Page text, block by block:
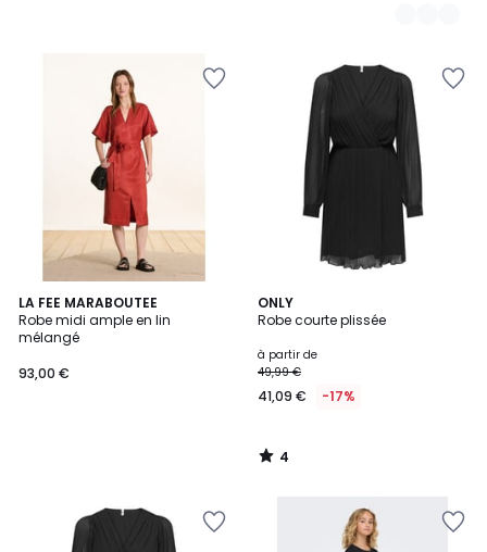
LA FEE MARABOUTEE
Robe midi ample en lin
mélangé
93,00 €
ONLY
Robe courte plissée
à partir de
49,99 €
41,09 € -17%
4
/
4
/